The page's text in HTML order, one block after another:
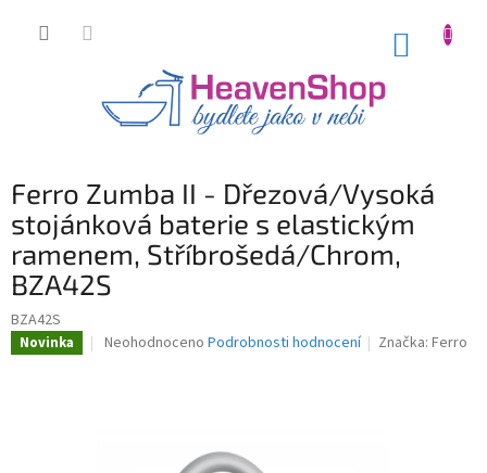
Ferro Zumba II - Dřezová/Vysoká
stojánková baterie s elastickým
ramenem, Stříbrošedá/Chrom,
BZA42S
BZA42S
Novinka
Průměrné
Neohodnoceno Podrobnosti hodnocení Značka:Ferro